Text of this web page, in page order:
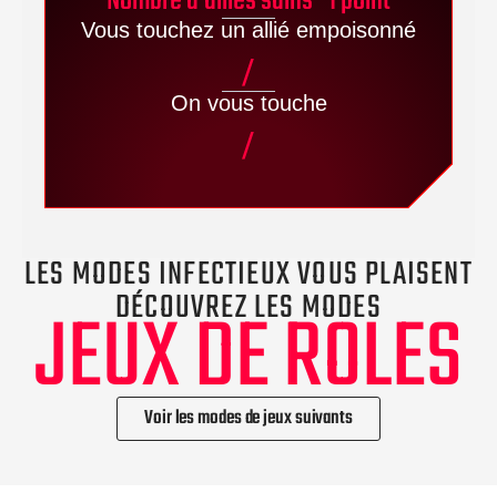
Vous touchez un allié empoisonné
/
On vous touche
/
LES MODES INFECTIEUX VOUS PLAISENT
DÉCOUVREZ LES MODES
JEUX DE ROLES
Voir les modes de jeux suivants